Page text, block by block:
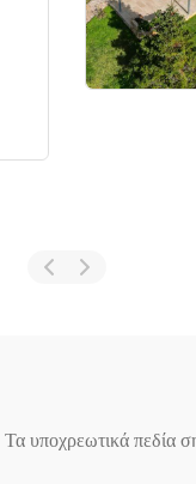
Τα υποχρεωτικά πεδία